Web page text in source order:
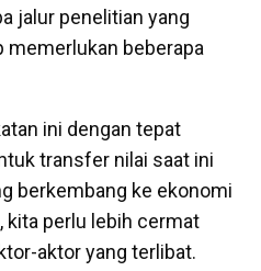
jalur penelitian yang
memerlukan beberapa
ini dengan tepat
transfer nilai saat ini
berkembang ke ekonomi
kita perlu lebih cermat
aktor yang terlibat.